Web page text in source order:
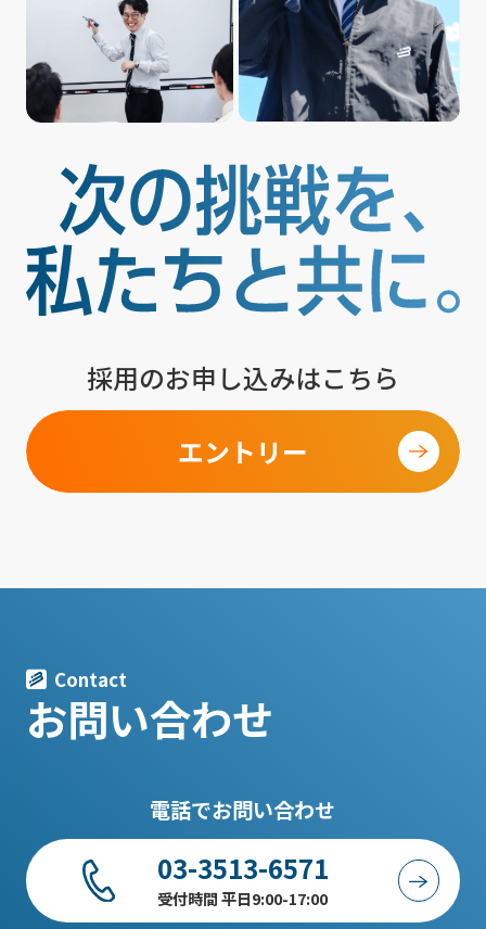
採用のお申し込みはこちら
エントリー
Contact
お問い合わせ
電話でお問い合わせ
03-3513-6571
受付時間 平日9:00-17:00